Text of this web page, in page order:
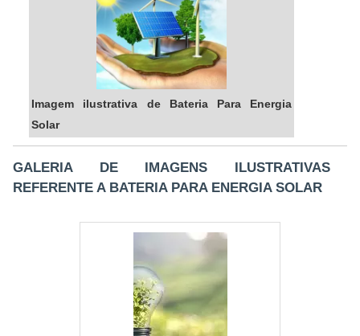
Imagem ilustrativa de Bateria Para Energia
Solar
GALERIA DE IMAGENS ILUSTRATIVAS
REFERENTE A BATERIA PARA ENERGIA SOLAR